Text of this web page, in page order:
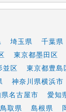
埼玉県 千葉県
東京都墨田区
並区
東京都豊島
神奈川県横浜市
名古屋市
愛知
鳥取県
島根県